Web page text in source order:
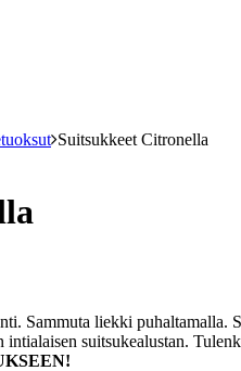
Suitsukkeet Citronella
Sammuta liekki
suitsukealustan.